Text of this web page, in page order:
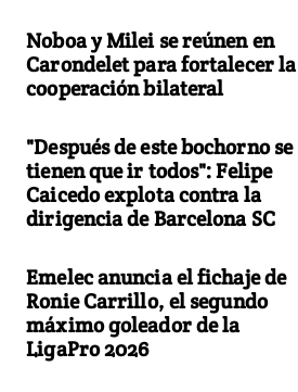
Noboa y Milei se reúnen en
Carondelet para fortalecer la
cooperación bilateral
"Después de este bochorno se
tienen que ir todos": Felipe
Caicedo explota contra la
dirigencia de Barcelona SC
Emelec anuncia el fichaje de
Ronie Carrillo, el segundo
máximo goleador de la
LigaPro 2026